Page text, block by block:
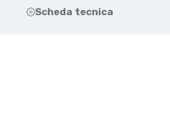
Scheda tecnica